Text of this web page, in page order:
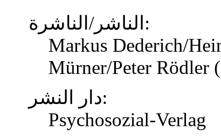
الناشر/الناشرة:
Markus Dederich/
Mürner/Peter Rödler
دار النشر:
Psychosozial-Verlag